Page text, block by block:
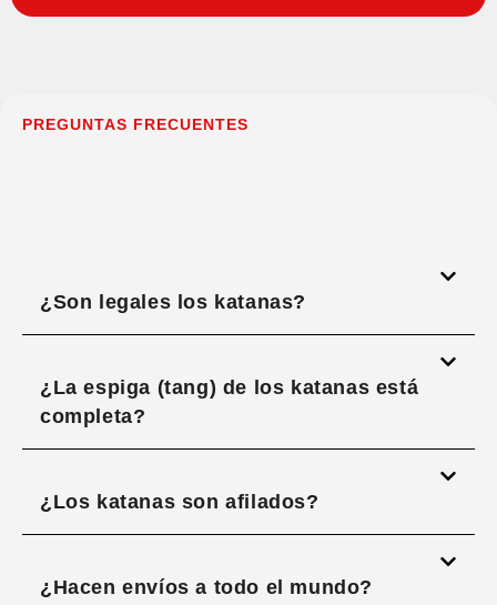
PREGUNTAS FRECUENTES
¿Son legales los katanas?
¿La espiga (tang) de los katanas está
completa?
¿Los katanas son afilados?
¿Hacen envíos a todo el mundo?